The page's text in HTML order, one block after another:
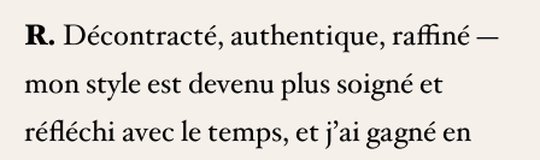
R. Décontracté, authentique, raffiné —
mon style est devenu plus soigné et
réfléchi avec le temps, et j’ai gagné en